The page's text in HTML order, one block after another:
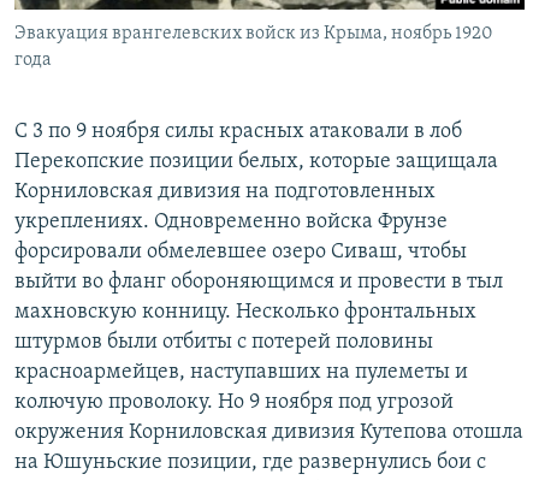
Эвакуация врангелевских войск из Крыма, ноябрь 1920
года
С 3 по 9 ноября силы красных атаковали в лоб
Перекопские позиции белых, которые защищала
Корниловская дивизия на подготовленных
укреплениях. Одновременно войска Фрунзе
форсировали обмелевшее озеро Сиваш, чтобы
выйти во фланг обороняющимся и провести в тыл
махновскую конницу. Несколько фронтальных
штурмов были отбиты с потерей половины
красноармейцев, наступавших на пулеметы и
колючую проволоку. Но 9 ноября под угрозой
окружения Корниловская дивизия Кутепова отошла
на Юшуньские позиции, где развернулись бои с